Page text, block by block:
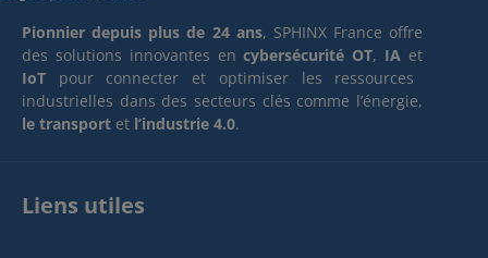
Pionnier depuis plus de 24 ans, SPHINX France offre
des solutions innovantes encybersécurité OT, IA et
IoT pour connecter et optimiser les ressources
industrielles dans des secteurs clés comme l’énergie,
le transport et l’industrie 4.0.
Liens utiles